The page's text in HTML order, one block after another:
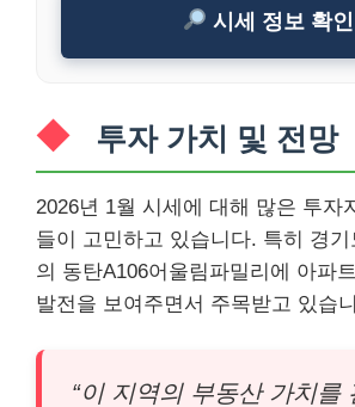
시세 정보 확인
투자 가치 및 전망
2026년 1월 시세에 대해 많은 투자
들이 고민하고 있습니다. 특히 경
의 동탄A106어울림파밀리에 아파
발전을 보여주면서 주목받고 있습
“이 지역의 부동산 가치를